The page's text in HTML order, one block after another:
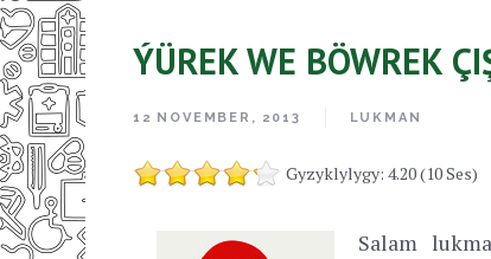
ÝÜREK WE BÖWREK
12 NOVEMBER, 2013 LUKMAN
Gyzyklylygy: 4.20 (10 Ses)
Salam